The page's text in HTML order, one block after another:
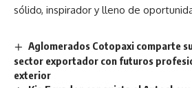
sólido, inspirador y lleno de
Aglomerados Cotopaxi comparte
sector exportador con futuros
exterior